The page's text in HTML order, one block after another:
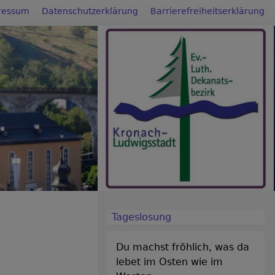
Datenschutzerklärung Barrierefreiheitserklärung
Tageslosung
Du machst fröhlich, was da
lebet im Osten wie im